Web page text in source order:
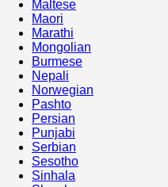
Maltese
Maori
Marathi
Mongolian
Burmese
Nepali
Norwegian
Pashto
Persian
Punjabi
Serbian
Sesotho
Sinhala